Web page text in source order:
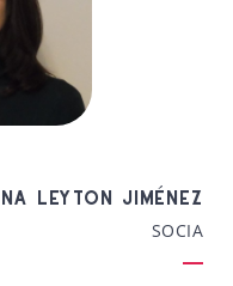
LEYTON JIMÉNEZ
SOCIA